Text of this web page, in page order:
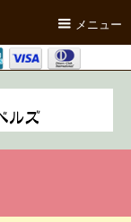
メニュー